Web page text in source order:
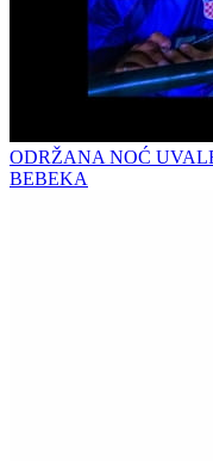
ODRŽANA NOĆ
BEBEKA